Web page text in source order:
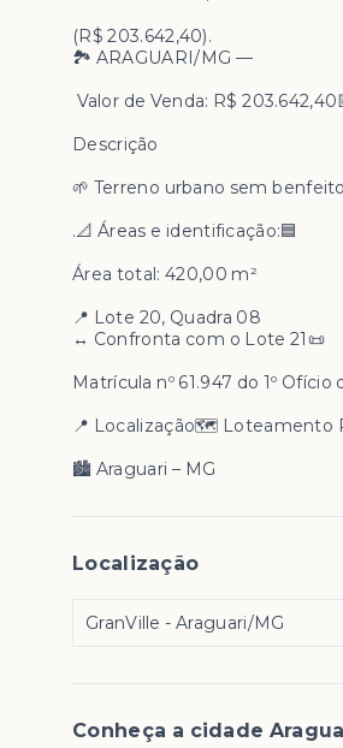
(R$ 203.642,40).
🏞️ ARAGUARI/MG —
Valor de Venda: R$
Descrição
🌱 Terreno urbano sem
.📐 Áreas e identificação:🟦
Área total: 420,00 m²
📍 Lote 20, Quadra 08
↔️ Confronta com o Lote 21📜
Matrícula nº 61.947 do 1º
📍 Localização🗺️ Loteamento
🏙️ Araguari – MG
Localização
GranVille - Araguari/MG
Conheça a cidade